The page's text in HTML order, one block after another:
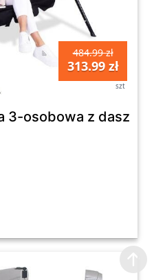
484.99 zł
313.99 zł
szt
3-osobowa z